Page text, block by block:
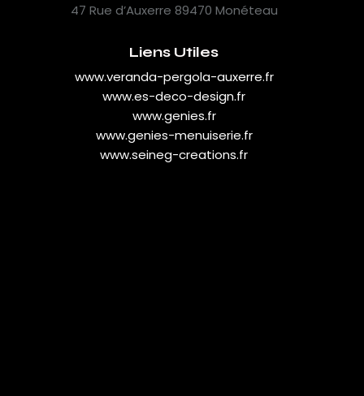
47 Rue d’Auxerre 89470 Monéteau
Liens Utiles
www.veranda-pergola-auxerre.fr
www.es-deco-design.fr
www.genies.fr
www.genies-menuiserie.fr
www.seineg-creations.fr